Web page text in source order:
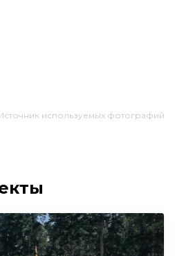
используемых фотографий